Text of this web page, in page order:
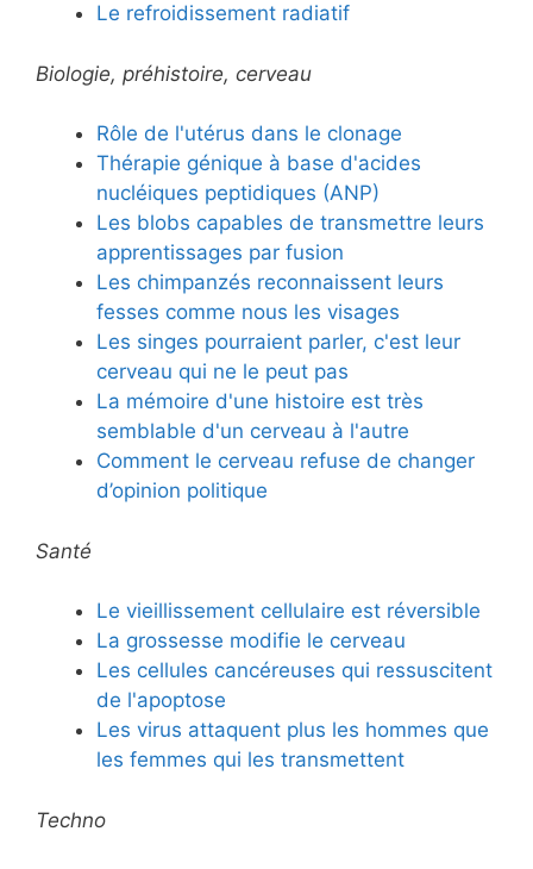
Le refroidissement radiatif
Biologie, préhistoire, cerveau
Rôle de l'utérus dans le clonage
Thérapie génique à base d'acides
nucléiques peptidiques (ANP)
Les blobs capables de transmettre leurs
apprentissages par fusion
Les chimpanzés reconnaissent leurs
fesses comme nous les visages
Les singes pourraient parler, c'est leur
cerveau qui ne le peut pas
La mémoire d'une histoire est très
semblable d'un cerveau à l'autre
Comment le cerveau refuse de changer
d’opinion politique
Santé
Le vieillissement cellulaire est réversible
La grossesse modifie le cerveau
Les cellules cancéreuses qui ressuscitent
de l'apoptose
Les virus attaquent plus les hommes que
les femmes qui les transmettent
Techno